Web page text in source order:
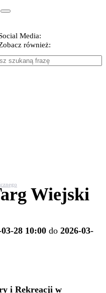
Media:
również:
Wiejski
28 10:00 do 2026-03-
i Rekreacji w